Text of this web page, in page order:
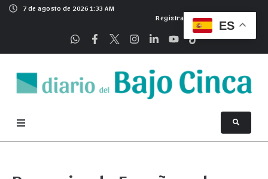
7 de agosto de 2026 1:33 AM
Registrarse
ES